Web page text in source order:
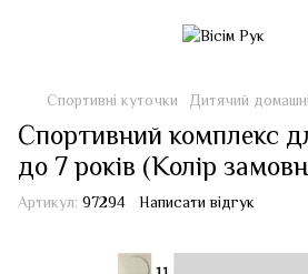
Спортивні куточки Дитячий
Спортивний комплекс
до 7 років (Колір
Артикул: 97294 Написати відгук